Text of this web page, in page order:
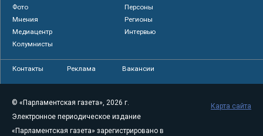
Фото
Персоны
Мнения
Регионы
Медиацентр
Интервью
Колумнисты
Контакты Реклама Вакансии
© «Парламентская газета», 2026 г.
Электронное периодическое издание
«Парламентская газета» зарегистрировано в
Карта сайта